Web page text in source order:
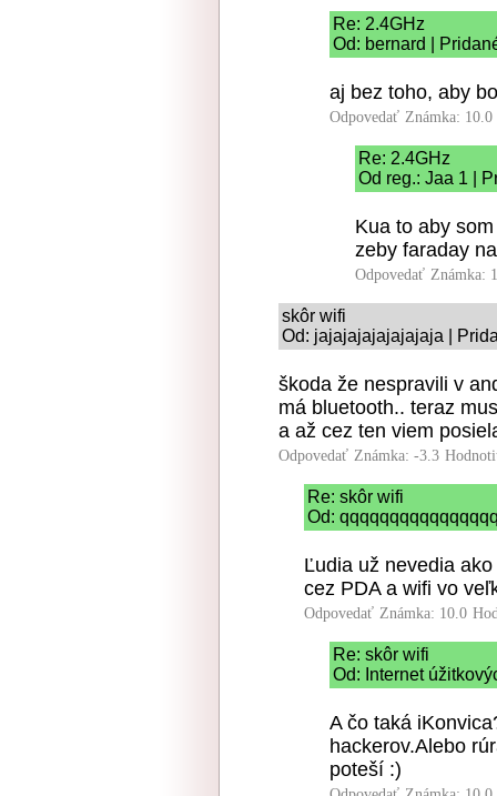
Re: 2.4GHz
Od: bernard |
aj bez toho, aby
Odpovedať Známka: 10.0
Re: 2.4GHz
Od reg.: Jaa 1 |
Kua to aby
zeby faraday
Odpovedať Známka:
skôr wifi
Od: jajajajajajajajaja |
škoda že nespravili v
má bluetooth.. teraz
a až cez ten viem
Odpovedať Známka: -3.3
Re: skôr wifi
Od:
Ľudia už nevedia
cez PDA a wifi vo
Odpovedať Známka: 10.0
Re: skôr wifi
Od: Internet
A čo taká
hackerov.Alebo
poteší :)